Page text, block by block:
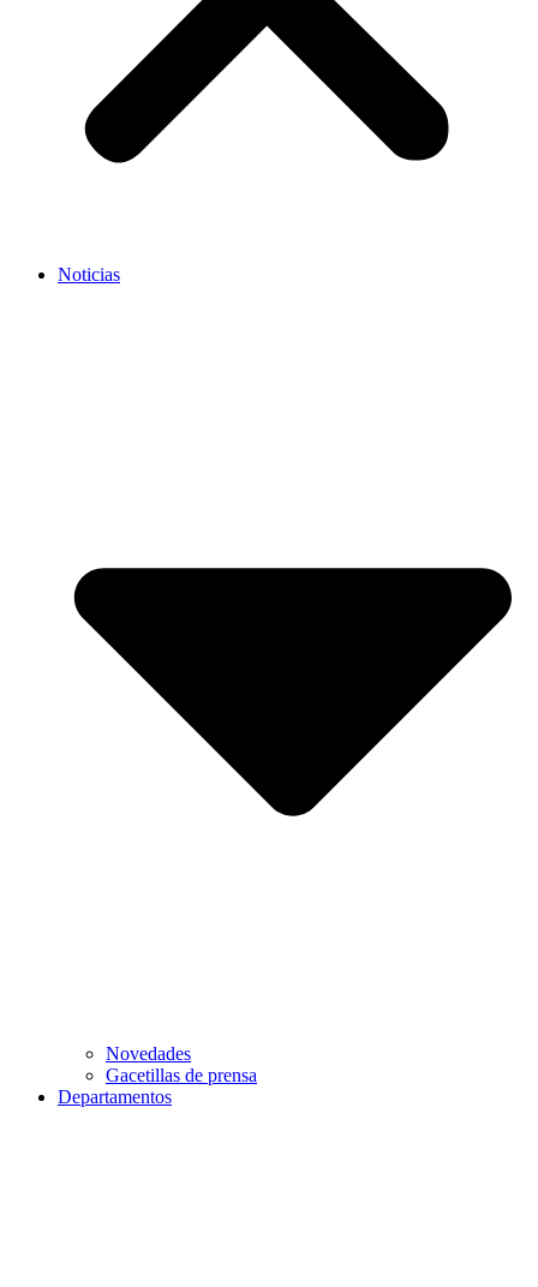
Noticias
Novedades
Gacetillas de prensa
Departamentos